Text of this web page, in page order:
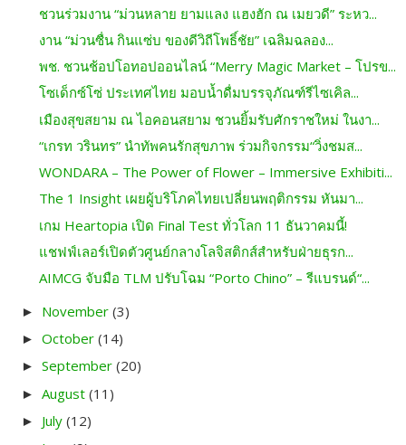
ชวนร่วมงาน “ม่วนหลาย ยามแลง แฮงฮัก ณ เมยวดี” ระหว...
งาน “ม่วนซื่น กินแซ่บ ของดีวิถีโพธิ์ชัย” เฉลิมฉลอง...
พช. ชวนช้อปโอทอปออนไลน์ “Merry Magic Market – โปรข...
โซเด็กซ์โซ่ ประเทศไทย มอบน้ำดื่มบรรจุภัณฑ์รีไซเคิล...
เมืองสุขสยาม ณ ไอคอนสยาม ชวนยิ้มรับศักราชใหม่ ในงา...
“เกรท วรินทร” นำทัพคนรักสุขภาพ ร่วมกิจกรรม“วิ่งชมส...
WONDARA – The Power of Flower – Immersive Exhibiti...
The 1 Insight เผยผู้บริโภคไทยเปลี่ยนพฤติกรรม หันมา...
เกม Heartopia เปิด Final Test ทั่วโลก 11 ธันวาคมนี้!
แชฟฟ์เลอร์เปิดตัวศูนย์กลางโลจิสติกส์สำหรับฝ่ายธุรก...
AIMCG จับมือ TLM ปรับโฉม “Porto Chino” – รีแบรนด์“...
► November (3)
► October (14)
► September (20)
► August (11)
► July (12)